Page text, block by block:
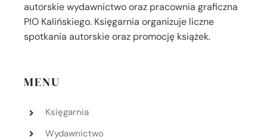
autorskie wydawnictwo oraz pracownia graficzna
PIO Kalińskiego. Księgarnia organizuje liczne
spotkania autorskie oraz promocję książek.
MENU
Księgarnia
Wydawnictwo